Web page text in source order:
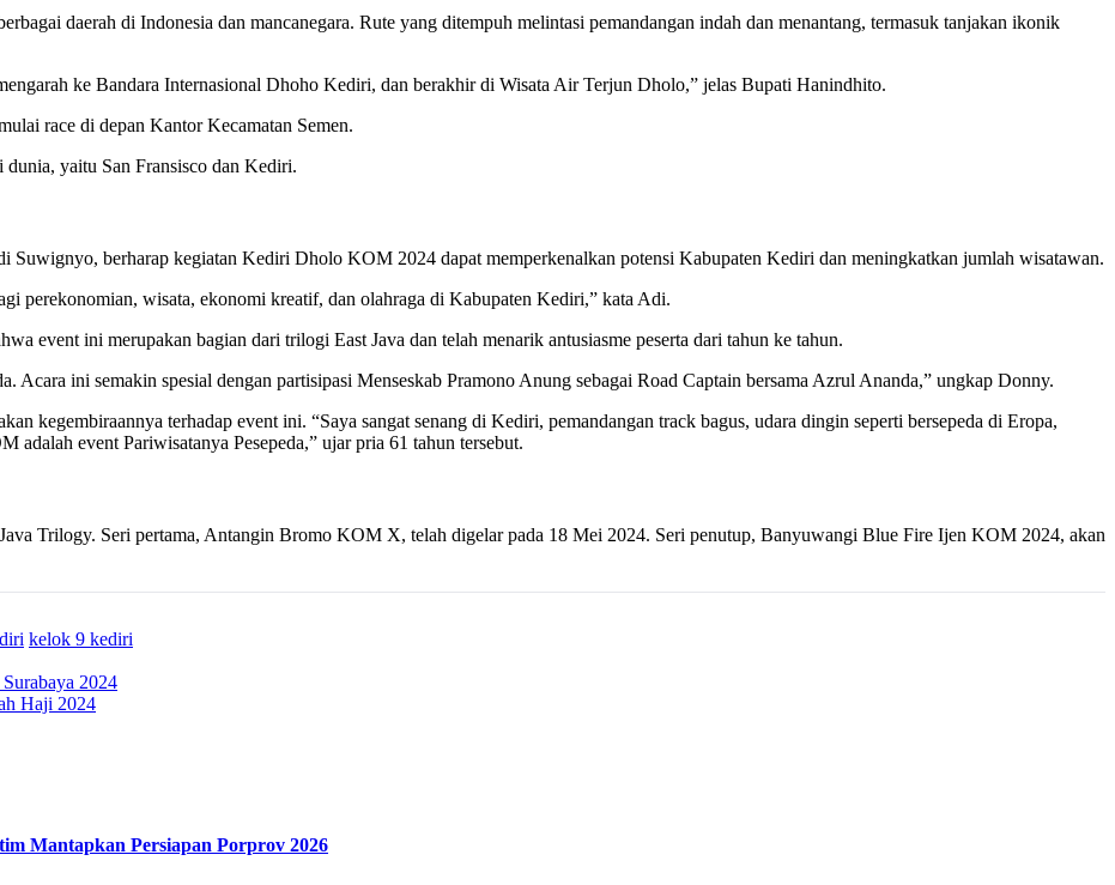
daerah di Indonesia dan mancanegara. Rute yang ditempuh melintasi pemandangan indah dan menantang, termasuk tanjakan ikonik
ke Bandara Internasional Dhoho Kediri, dan berakhir di Wisata Air Terjun Dholo,” jelas Bupati Hanindhito.
race di depan Kantor Kecamatan Semen.
yaitu San Fransisco dan Kediri.
Suwignyo, berharap kegiatan Kediri Dholo KOM 2024 dapat memperkenalkan potensi Kabupaten Kediri dan meningkatkan jumlah wisatawan.
perekonomian, wisata, ekonomi kreatif, dan olahraga di Kabupaten Kediri,” kata Adi.
event ini merupakan bagian dari trilogi East Java dan telah menarik antusiasme peserta dari tahun ke tahun.
Acara ini semakin spesial dengan partisipasi Menseskab Pramono Anung sebagai Road Captain bersama Azrul Ananda,” ungkap Donny.
kegembiraannya terhadap event ini. “Saya sangat senang di Kediri, pemandangan track bagus, udara dingin seperti bersepeda di Eropa,
event Pariwisatanya Pesepeda,” ujar pria 61 tahun tersebut.
Trilogy. Seri pertama, Antangin Bromo KOM X, telah digelar pada 18 Mei 2024. Seri penutup, Banyuwangi Blue Fire Ijen KOM 2024, akan
kelok 9 kediri
2024
Haji 2024
Mantapkan Persiapan Porprov 2026